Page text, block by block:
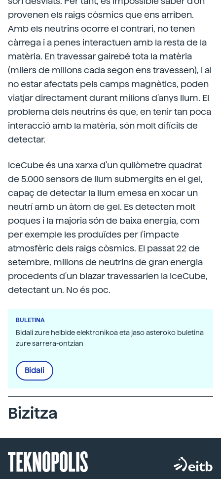
provenen els raigs còsmics que ens arriben.
Amb els neutrins ocorre el contrari, no tenen
càrrega i a penes interactuen amb la resta de la
matèria. En travessar gairebé tota la matèria
(milers de milions cada segon ens travessen), i al
no estar afectats pels camps magnètics, poden
viatjar directament durant milions d'anys llum. El
problema dels neutrins és que, en tenir tan poca
interacció amb la matèria, són molt difícils de
detectar.
IceCube és una xarxa d'un quilòmetre quadrat
de 5.000 sensors de llum submergits en el gel,
capaç de detectar la llum emesa en xocar un
neutrí amb un àtom de gel. Es detecten molt
poques i la majoria són de baixa energia, com
per exemple les produïdes per l'impacte
atmosfèric dels raigs còsmics. El passat 22 de
setembre, milions de neutrins de gran energia
procedents d'un blazar travessarien la IceCube,
detectant un. No és poc.
BULETINA
Bidali zure helbide elektronikoa eta jaso asteroko buletina
zure sarrera-ontzian
Bidali
Bizitza
TEKNOPOLIS